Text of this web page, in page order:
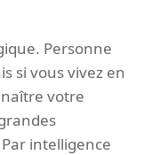
Personne
si vous vivez en
votre
intelligence